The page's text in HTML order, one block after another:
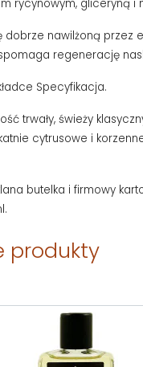
rycynowym, gliceryną i
dobrze nawilżoną przez
regenerację
Specyfikacja.
trwały, świeży
cytrusowe i
butelka i firmowy
produkty